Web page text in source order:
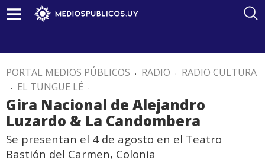
PORTAL MEDIOS PÚBLICOS . RADIO . RADIO CULTURA
. EL TUNGUE LÉ .
Gira Nacional de Alejandro
Luzardo & La Candombera
Se presentan el 4 de agosto en el Teatro
Bastión del Carmen, Colonia